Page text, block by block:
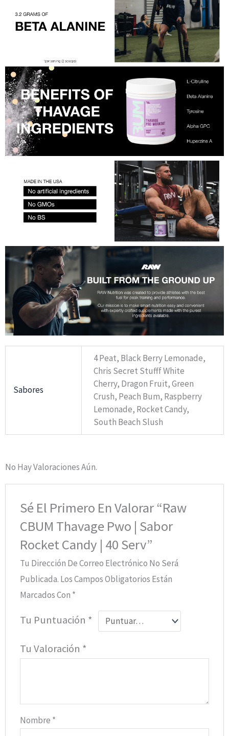
Sabores
4 Peat, Black Berry Lemonade,
Chris Secret Stufff White
Cherry, Dragon Fruit, Green
Crush, Peach Bum, Raspberry
Lemonade, Rocket Candy,
South Beach Slush
No Hay Valoraciones Aún.
Sé El Primero En Valorar “Raw
CBUM Thavage Pwo | Sabor
Rocket Candy | 40 Serv”
Tu Dirección De Correo Electrónico No Será
Publicada. Los Campos Obligatorios Están
Marcados Con *
Tu Puntuación *
Tu Valoración *
Nombre *